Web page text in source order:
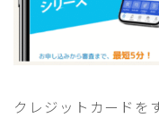
クレジットカードを